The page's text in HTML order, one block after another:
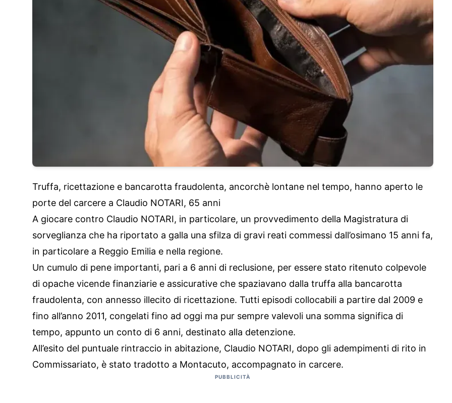
Truffa, ricettazione e bancarotta fraudolenta, ancorchè lontane nel tempo, hanno aperto le
porte del carcere a Claudio NOTARI, 65 anni
A giocare contro Claudio NOTARI, in particolare, un provvedimento della Magistratura di
sorveglianza che ha riportato a galla una sfilza di gravi reati commessi dall’osimano 15 anni fa,
in particolare a Reggio Emilia e nella regione.
Un cumulo di pene importanti, pari a 6 anni di reclusione, per essere stato ritenuto colpevole
di opache vicende finanziarie e assicurative che spaziavano dalla truffa alla bancarotta
fraudolenta, con annesso illecito di ricettazione. Tutti episodi collocabili a partire dal 2009 e
fino all’anno 2011, congelati fino ad oggi ma pur sempre valevoli una somma significa di
tempo, appunto un conto di 6 anni, destinato alla detenzione.
All’esito del puntuale rintraccio in abitazione, Claudio NOTARI, dopo gli adempimenti di rito in
Commissariato, è stato tradotto a Montacuto, accompagnato in carcere.
PUBBLICITÀ